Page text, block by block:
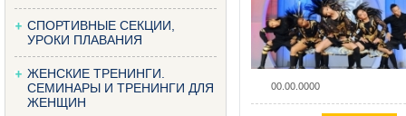
СПОРТИВНЫЕ СЕКЦИИ,
УРОКИ ПЛАВАНИЯ
ЖЕНСКИЕ ТРЕНИНГИ.
СЕМИНАРЫ И ТРЕНИНГИ ДЛЯ
ЖЕНЩИН
00.00.0000